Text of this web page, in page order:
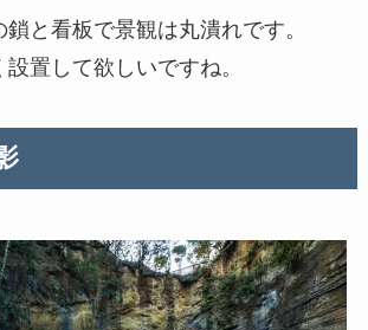
と看板で景観は丸潰れです。
置して欲しいですね。